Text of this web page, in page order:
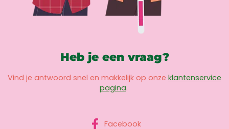
Heb je een vraag?
Vind je antwoord snel en makkelijk op onze klantenservice
pagina.
Facebook